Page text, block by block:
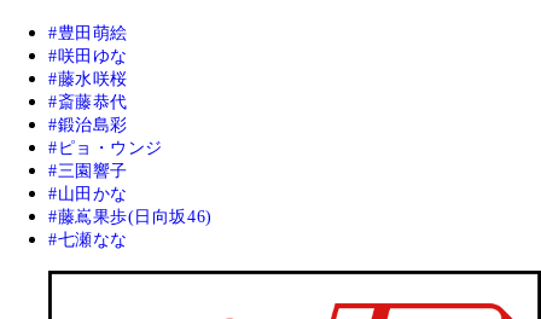
豊田萌絵
咲田ゆな
藤水咲桜
斎藤恭代
鍛治島彩
ピョ・ウンジ
三園響子
山田かな
藤嶌果歩(日向坂46)
七瀬なな